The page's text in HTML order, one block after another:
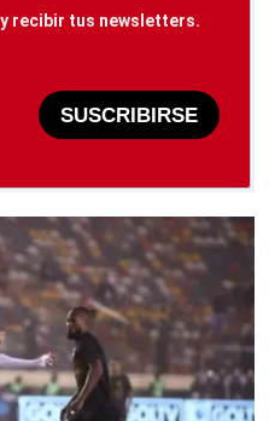
recibir tus newsletters.
SUSCRIBIRSE